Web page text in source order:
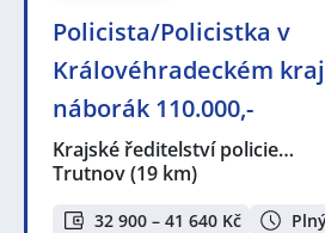
Policista/Policistka v
Královéhradeckém
náborák 110.000,-
Krajské ředitelství policie…
Trutnov(19 km)
32 900 – 41 640 Kč